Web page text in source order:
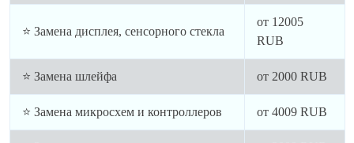
⭐ Замена дисплея, сенсорного стекла
от 12005
RUB
⭐ Замена шлейфа от 2000 RUB
⭐ Замена микросхем и контроллеров от 4009 RUB